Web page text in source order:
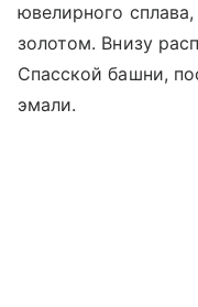
ювелирного
золотом. Внизу
Спасской башни,
эмали.